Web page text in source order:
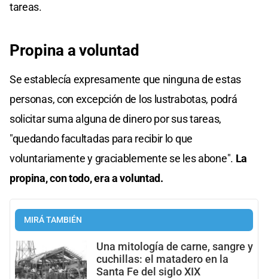
tareas.
Propina a voluntad
Se establecía expresamente que ninguna de estas
personas, con excepción de los lustrabotas, podrá
solicitar suma alguna de dinero por sus tareas,
"quedando facultadas para recibir lo que
voluntariamente y graciablemente se les abone". La
propina, con todo, era a voluntad.
MIRÁ TAMBIÉN
Una mitología de carne, sangre y
cuchillas: el matadero en la
Santa Fe del siglo XIX